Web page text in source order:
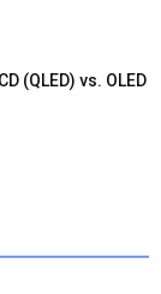
(QLED) vs. OLED